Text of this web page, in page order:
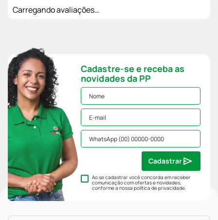
Carregando avaliações…
Cadastre-se e receba as
novidades da PP
Ao se cadastrar você concorda em receber
comunicação com ofertas e novidades,
conforme a nossapolítica de privacidade.
Cadastrar